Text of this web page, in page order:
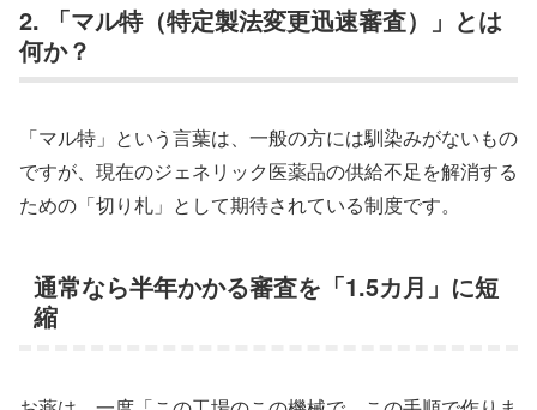
2. 「マル特（特定製法変更迅速審査）」とは
何か？
「マル特」という言葉は、一般の方には馴染みがないもの
ですが、現在のジェネリック医薬品の供給不足を解消する
ための「切り札」として期待されている制度です。
通常なら半年かかる審査を「1.5カ月」に短
縮